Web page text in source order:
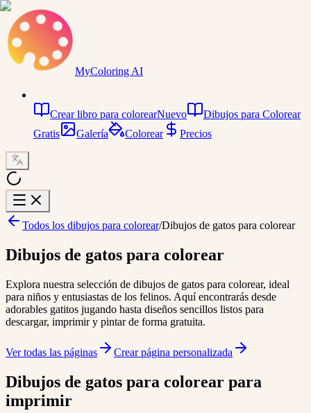
MyColoring AI
Crear libro para colorearNuevo
Dibujos para Colorear
Gratis
Galería Colorear Precios
Todos los dibujos para colorear/Dibujos de gatos para colorear
Dibujos de gatos para colorear
Explora nuestra selección de dibujos de gatos para colorear, ideal
para niños y entusiastas de los felinos. Aquí encontrarás desde
adorables gatitos jugando hasta diseños sencillos listos para
descargar, imprimir y pintar de forma gratuita.
Ver todas las páginas Crear página personalizada
Dibujos de gatos para colorear para
imprimir